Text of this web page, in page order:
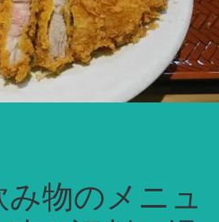
物のメニュ